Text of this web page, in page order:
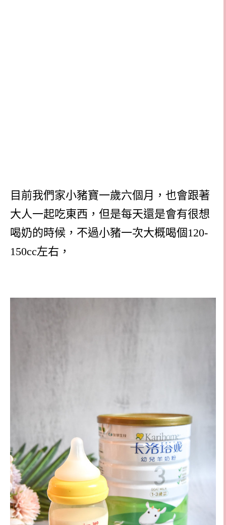
目前我們家小豬寶一歲六個月，也會跟著
大人一起吃東西，但是每天還是會有很想
喝奶的時候，不過小豬一次大概喝個120-
150cc左右，